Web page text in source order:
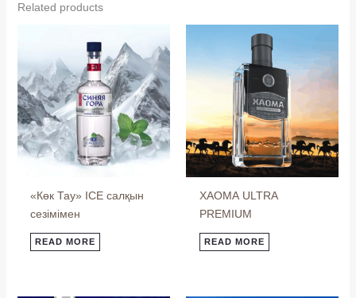
Related products
«Көк Тау» ICE салқын
сезімімен
READ MORE
ХАОМА ULTRA
PREMIUM
READ MORE